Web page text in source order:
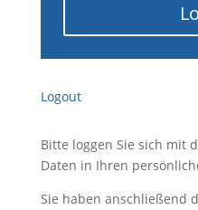
Logout
Bitte loggen Sie sich mit
Daten in Ihren
Sie haben anschließend